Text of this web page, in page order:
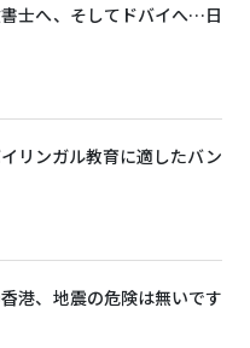
士へ、そしてドバイへ…日
リンガル教育に適したバン
港、地震の危険は無いです